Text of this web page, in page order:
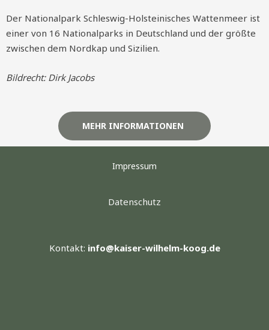
Der Nationalpark Schleswig-Holsteinisches Wattenmeer ist
einer von 16 Nationalparks in Deutschland und der größte
zwischen dem Nordkap und Sizilien.
Bildrecht: Dirk Jacobs
MEHR INFORMATIONEN
Impressum
Datenschutz
Kontakt: info@kaiser-wilhelm-koog.de